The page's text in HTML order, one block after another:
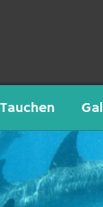
Tauchen